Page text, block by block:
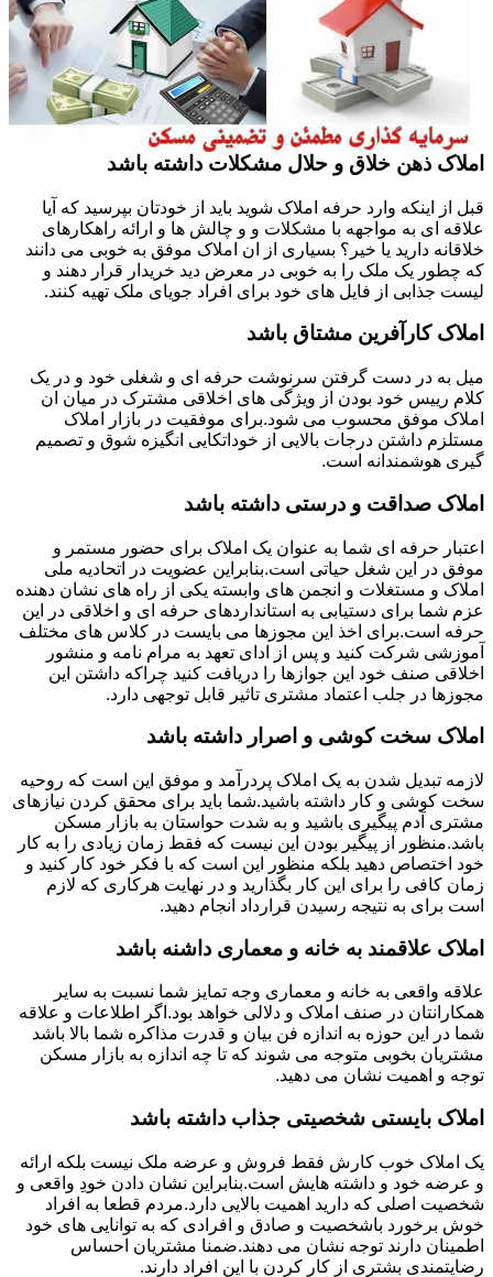
املاک ذهن خلاق و حلال مشکلات داشته باشد
قبل از اینکه وارد حرفه املاک شوید باید از خودتان بپرسید که آیا
علاقه ای به مواجهه با مشکلات و و چالش ها و ارائه راهکارهای
خلاقانه دارید یا خیر؟ بسیاری از ان املاک موفق به خوبی می دانند
که چطور یک ملک را به خوبی در معرض دید خریدار قرار دهند و
لیست جذابی از فایل های خود برای افراد جویای ملک تهیه کنند.
املاک کارآفرین مشتاق باشد
میل به در دست گرفتن سرنوشت حرفه ای و شغلی خود و در یک
کلام رییس خود بودن از ویژگی های اخلاقی مشترک در میان ان
املاک موفق محسوب می شود.برای موفقیت در بازار املاک
مستلزم داشتن درجات بالایی از خوداتکایی انگیزه شوق و تصمیم
گیری هوشمندانه است.
املاک صداقت و درستی داشته باشد
اعتبار حرفه ای شما به عنوان یک املاک برای حضور مستمر و
موفق در این شغل حیاتی است.بنابراین عضویت در اتحادیه ملی
املاک و مستغلات و انجمن های وابسته یکی از راه های نشان دهنده
عزم شما برای دستیابی به استانداردهای حرفه ای و اخلاقی در این
حرفه است.برای اخذ این مجوزها می بایست در کلاس های مختلف
آموزشی شرکت کنید و پس از ادای تعهد به مرام نامه و منشور
اخلاقی صنف خود این جوازها را دریافت کنید چراکه داشتن این
مجوزها در جلب اعتماد مشتری تاثیر قابل توجهی دارد.
املاک سخت کوشی و اصرار داشته باشد
لازمه تبدیل شدن به یک املاک پردرآمد و موفق این است که روحیه
سخت کوشی و کار داشته باشید.شما باید برای محقق کردن نیازهای
مشتری آدم پیگیری باشید و به شدت حواستان به بازار مسکن
باشد.منظور از پیگیر بودن این نیست که فقط زمان زیادی را به کار
خود اختصاص دهید بلکه منظور این است که با فکر خود کار کنید و
زمان کافی را برای این کار بگذارید و در نهایت هرکاری که لازم
است برای به نتیجه رسیدن قرارداد انجام دهید.
املاک علاقمند به خانه و معماری داشنه باشد
علاقه واقعی به خانه و معماری وجه تمایز شما نسبت به سایر
همکارانتان در صنف املاک و دلالی خواهد بود.اگر اطلاعات و علاقه
شما در این حوزه به اندازه فن بیان و قدرت مذاکره شما بالا باشد
مشتریان بخوبی متوجه می شوند که تا چه اندازه به بازار مسکن
توجه و اهمیت نشان می دهید.
املاک بایستی شخصیتی جذاب داشته باشد
یک املاک خوب کارش فقط فروش و عرضه ملک نیست بلکه ارائه
و عرضه خود و داشته هایش است.بنابراین نشان دادن خودِ واقعی و
شخصیت اصلی که دارید اهمیت بالایی دارد.مردم قطعا به افراد
خوش برخورد باشخصیت و صادق و افرادی که به توانایی های خود
اطمینان دارند توجه نشان می دهند.ضمنا مشتریان احساس
رضایتمندی بشتری از کار کردن با این افراد دارند.